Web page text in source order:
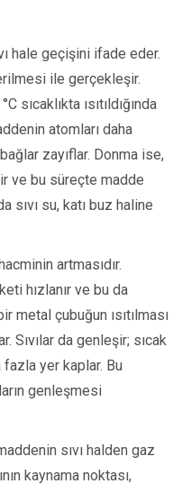
hale geçişini ifade eder.
ile gerçekleşir.
sıcaklıkta ısıtıldığında
atomları daha
zayıflar. Donma ise,
ve bu süreçte madde
sıvı su, katı buz haline
artmasıdır.
hızlanır ve bu da
metal çubuğun ısıtılması
Sıvılar da genleşir; sıcak
fazla yer kaplar. Bu
genleşmesi
sıvı halden gaz
kaynama noktası,